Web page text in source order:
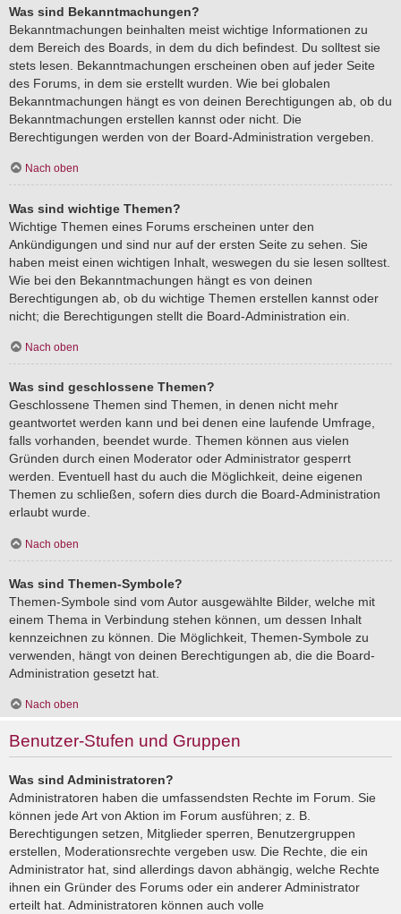
Was sind Bekanntmachungen?
Bekanntmachungen beinhalten meist wichtige Informationen zu
dem Bereich des Boards, in dem du dich befindest. Du solltest sie
stets lesen. Bekanntmachungen erscheinen oben auf jeder Seite
des Forums, in dem sie erstellt wurden. Wie bei globalen
Bekanntmachungen hängt es von deinen Berechtigungen ab, ob du
Bekanntmachungen erstellen kannst oder nicht. Die
Berechtigungen werden von der Board-Administration vergeben.
Nach oben
Was sind wichtige Themen?
Wichtige Themen eines Forums erscheinen unter den
Ankündigungen und sind nur auf der ersten Seite zu sehen. Sie
haben meist einen wichtigen Inhalt, weswegen du sie lesen solltest.
Wie bei den Bekanntmachungen hängt es von deinen
Berechtigungen ab, ob du wichtige Themen erstellen kannst oder
nicht; die Berechtigungen stellt die Board-Administration ein.
Nach oben
Was sind geschlossene Themen?
Geschlossene Themen sind Themen, in denen nicht mehr
geantwortet werden kann und bei denen eine laufende Umfrage,
falls vorhanden, beendet wurde. Themen können aus vielen
Gründen durch einen Moderator oder Administrator gesperrt
werden. Eventuell hast du auch die Möglichkeit, deine eigenen
Themen zu schließen, sofern dies durch die Board-Administration
erlaubt wurde.
Nach oben
Was sind Themen-Symbole?
Themen-Symbole sind vom Autor ausgewählte Bilder, welche mit
einem Thema in Verbindung stehen können, um dessen Inhalt
kennzeichnen zu können. Die Möglichkeit, Themen-Symbole zu
verwenden, hängt von deinen Berechtigungen ab, die die Board-
Administration gesetzt hat.
Nach oben
Benutzer-Stufen und Gruppen
Was sind Administratoren?
Administratoren haben die umfassendsten Rechte im Forum. Sie
können jede Art von Aktion im Forum ausführen; z. B.
Berechtigungen setzen, Mitglieder sperren, Benutzergruppen
erstellen, Moderationsrechte vergeben usw. Die Rechte, die ein
Administrator hat, sind allerdings davon abhängig, welche Rechte
ihnen ein Gründer des Forums oder ein anderer Administrator
erteilt hat. Administratoren können auch volle